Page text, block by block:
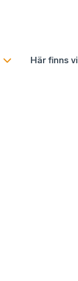
Här finns vi